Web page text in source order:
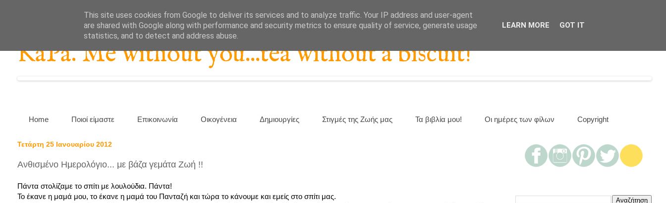
KaPa. Me without you...tea without a biscuit!
Home Ποιοί είμαστε Επικοινωνία Οικογένεια Δημιουργίες Στιγμές της Ζωής μας Τα βιβλία μου! Οι ημέρες των φίλων Copyright
Τετάρτη 25 Ιανουαρίου 2012
Ανθισμένο Ημερολόγιο... με βάζα γεμάτα Ζωή !!
Πάντα στολίζαμε το σπίτι με λουλούδια. Πάντα!
Το έκανε η μαμά μου, το έκανε η μαμά του Πανταζή και τώρα το κάνουμε και εμείς στο σπίτι μας.
This site uses cookies from Google to deliver its services and to analyze traffic. Your IP address and user-agent
are shared with Google along with performance and security metrics to ensure quality of service, generate usage
statistics, and to detect and address abuse.
LEARN MORE GOT IT